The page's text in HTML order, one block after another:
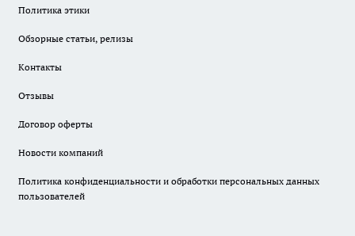
Политика этики
Обзорные статьи, релизы
Контакты
Отзывы
Договор оферты
Новости компаний
Политика конфиденциальности и обработки персональных данных
пользователей